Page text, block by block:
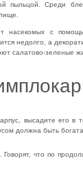
пыльцой. Среди
насекомых с
недолго, а
салатово-зеленые
высадите его в
должна быть
что по